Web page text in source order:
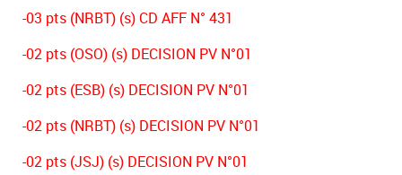
-03 pts (NRBT) (s) CD AFF N° 431
-02 pts (OSO) (s) DECISION PV N°01
-02 pts (ESB) (s) DECISION PV N°01
-02 pts (NRBT) (s) DECISION PV N°01
-02 pts (JSJ) (s) DECISION PV N°01